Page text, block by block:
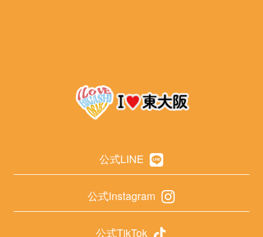
公式LINE
公式Instagram
公式TikTok